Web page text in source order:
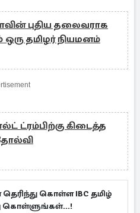
புதிய தலைவராக
தமிழர் நியமனம்
ட்ரம்பிற்கு கிடைத்த
கொள்ள IBC தமிழ்